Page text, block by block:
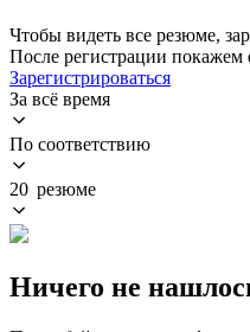
Чтобы видеть все резюме,
После регистрации
Зарегистрироваться
За всё время
По соответствию
20 резюме
Ничего не